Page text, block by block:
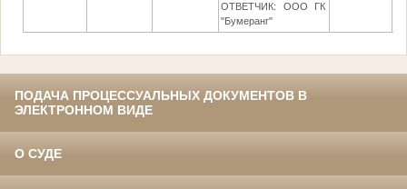
ОТВЕТЧИК: ООО ГК
"Бумеранг"
ПОДАЧА ПРОЦЕССУАЛЬНЫХ ДОКУМЕНТОВ В
ЭЛЕКТРОННОМ ВИДЕ
О СУДЕ